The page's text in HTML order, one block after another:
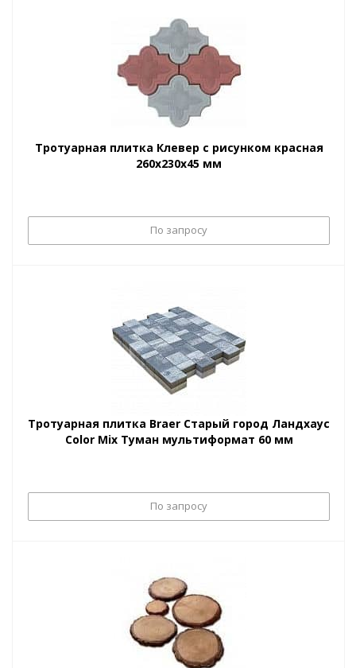
Тротуарная плитка Клевер с рисунком красная
260х230х45 мм
По запросу
Тротуарная плитка Braer Старый город Ландхаус
Color Mix Туман мультиформат 60 мм
По запросу